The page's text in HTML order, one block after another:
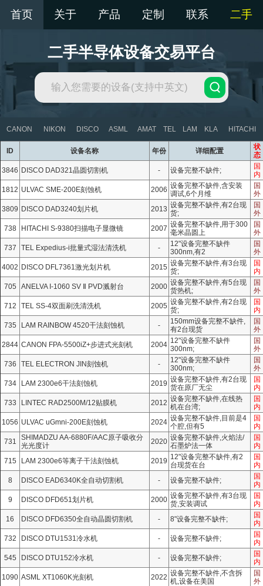
首页 关于 产品 定制 联系 二手
二手半导体设备交易平台
CANON NIKON DISCO ASML AMAT TEL LAM KLA HITACHI
ID 设备名称 年份 详细配置
状
态
3846 DISCO DAD321晶圆切割机 - 设备完整不缺件;
国
内
1812 ULVAC SME-200E刻蚀机 2006 设备完整不缺件,含安装
调试,6个月维
国
外
3809 DISCO DAD3240划片机 2013 设备完整不缺件,有2台现
货;
国
外
738
HITACHI S-9380扫描电子显微镜 2007 设备完整不缺件,用于300
毫米晶圆上
国
外
737
TEL Expedius-i批量式湿法清洗机 -
12"设备完整不缺件
300nm,有2
国
外
4002 DISCO DFL7361激光划片机 2015 设备完整不缺件,有3台现
货;
国
内
705
ANELVA I-1060 SV Ⅱ PVD溅射台 2000 设备完整不缺件,有5台现
货热机;
国
外
712
TEL SS-4双面刷洗清洗机 2005 设备完整不缺件,有2台现
货;
国
内
735
LAM RAINBOW 4520干法刻蚀机 -
150mm设备完整不缺件,
有2台现货
国
外
2844 CANON FPA-5500iZ+步进式光刻机 2004 12"设备完整不缺件
300nm;
国
外
736
TEL ELECTRON JIN刻蚀机 -
12"设备完整不缺件
300nm;
国
外
734
LAM 2300e6干法刻蚀机 2019 设备完整不缺件,有2台现
货在原厂无尘
国
内
733
LINTEC RAD2500M/12贴膜机 2012 设备完整不缺件,在线热
机在台湾;
国
内
1056 ULVAC uGmni-200E刻蚀机 2024 设备完整不缺件,目前是4
个腔,但有5
国
内
731
SHIMADZU AA-6880F/AAC原子吸收分
光光度计
2020 设备完整不缺件,火焰法/
石墨炉法一体
国
内
715
LAM 2300e6等离子干法刻蚀机 2019 12"设备完整不缺件,有2
台现货在台
国
内
8
DISCO EAD6340K全自动切割机 - 设备完整不缺件;
国
内
9
DISCO DFD651划片机 2000 设备完整不缺件,有3台现
货,安装调试
国
内
16
DISCO DFD6350全自动晶圆切割机 - 8"设备完整不缺件;
国
内
732
DISCO DTU1531冷水机 - 设备完整不缺件;
国
内
545
DISCO DTU152冷水机 - 设备完整不缺件;
国
内
1090 ASML XT1060K光刻机 2022 设备完整不缺件,不含拆
机,设备在美国
国
外